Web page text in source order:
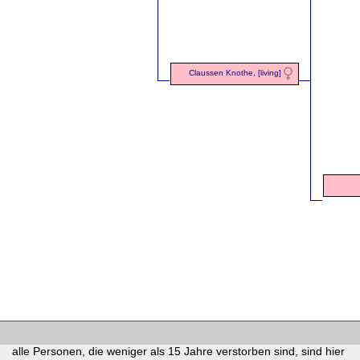
Claussen Knothe, [living]
alle Personen, die weniger als 15 Jahre verstorben sind, sind hier